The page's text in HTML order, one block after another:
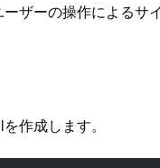
ーザーの操作によるサ
作成します。